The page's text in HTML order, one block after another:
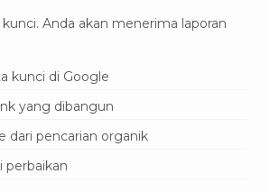
kunci. Anda akan menerima laporan
kunci di Google
yang dibangun
dari pencarian organik
perbaikan